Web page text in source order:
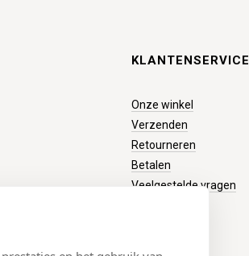
KLANTENSERVICE
Onze winkel
Verzenden
Retourneren
Betalen
Veelgestelde vragen